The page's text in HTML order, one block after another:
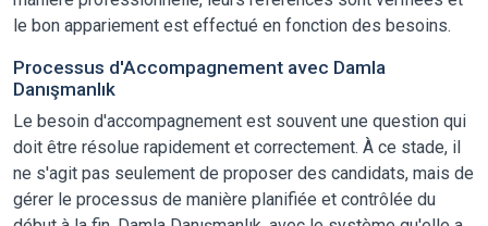
le bon appariement est effectué en fonction des besoins.
Processus d'Accompagnement avec Damla
Danışmanlık
Le besoin d'accompagnement est souvent une question qui
doit être résolue rapidement et correctement. À ce stade, il
ne s'agit pas seulement de proposer des candidats, mais de
gérer le processus de manière planifiée et contrôlée du